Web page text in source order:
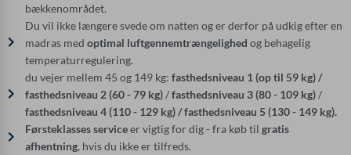
bækkenområdet.
Du vil ikke længere svede om natten og er derfor på udkig efter en
madras medoptimal luftgennemtrængelighed og behagelig
temperaturregulering.
du vejer mellem 45 og 149 kg:fasthedsniveau 1 (op til 59 kg) /
fasthedsniveau 2 (60 - 79 kg)/fasthedsniveau 3 (80 - 109 kg)/
fasthedsniveau 4 (110 - 129 kg) / fasthedsniveau 5 (130 - 149 kg).
Førsteklasses serviceer vigtig for dig - fra køb tilgratis
afhentning, hvis du ikke er tilfreds.